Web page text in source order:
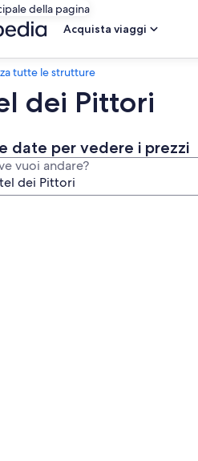
della pagina
Acquista viaggi
tutte le strutture
dei Pittori
date per vedere i prezzi
vuoi andare?